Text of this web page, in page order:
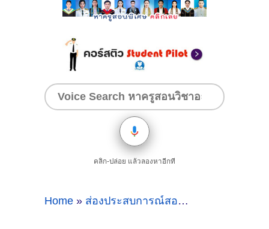
คลิก-ปล่อย แล้วลองหาอีกที
Home » ส่องประสบการณ์สอนคณิตศาสตร์เตรียมสอบเข้า